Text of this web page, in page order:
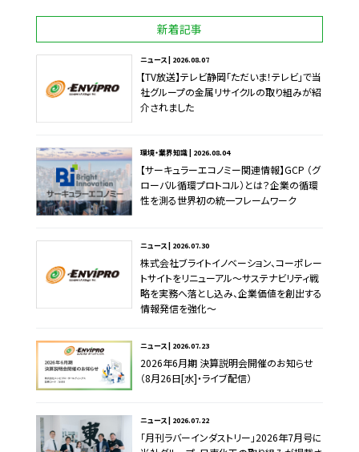
新着記事
ニュース | 2026.08.07
【TV放送】テレビ静岡「ただいま！テレビ」で当
社グループの金属リサイクルの取り組みが紹
介されました
環境・業界知識 | 2026.08.04
【サーキュラーエコノミー関連情報】GCP （グ
ローバル循環プロトコル）とは？企業の循環
性を測る世界初の統一フレームワーク
ニュース | 2026.07.30
株式会社ブライトイノベーション、コーポレー
トサイトをリニューアル～サステナビリティ戦
略を実務へ落とし込み、企業価値を創出する
情報発信を強化～
ニュース | 2026.07.23
2026年6月期 決算説明会開催のお知らせ
（8月26日[水]・ライブ配信）
ニュース | 2026.07.22
「月刊ラバーインダストリー」2026年7月号に